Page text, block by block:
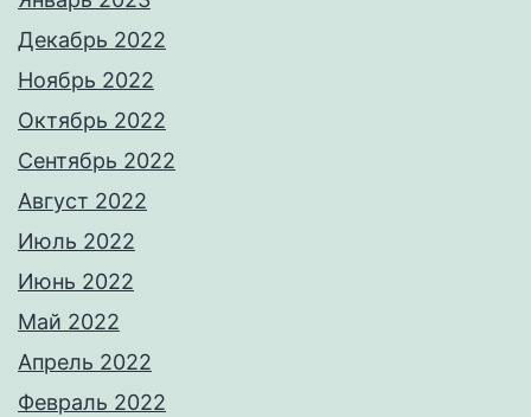
Декабрь 2022
Ноябрь 2022
Октябрь 2022
Сентябрь 2022
Август 2022
Июль 2022
Июнь 2022
Май 2022
Апрель 2022
Февраль 2022